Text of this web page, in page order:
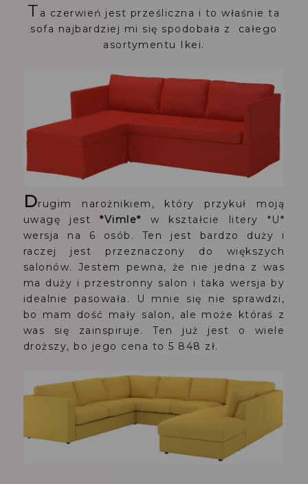
T a czerwień jest prześliczna i to właśnie ta
sofa najbardziej mi się spodobała z całego
asortymentu Ikei.
Drugim narożnikiem, który przykuł moją
uwagę jest*Vimle* w kształcie litery *U*
wersja na 6 osób. Ten jest bardzo duży i
raczej jest przeznaczony do większych
salonów. Jestem pewna, że nie jedna z was
ma duży i przestronny salon i taka wersja by
idealnie pasowała. U mnie się nie sprawdzi,
bo mam dość mały salon, ale może któraś z
was się zainspiruje. Ten już jest o wiele
droższy, bo jego cena to 5 848 zł.